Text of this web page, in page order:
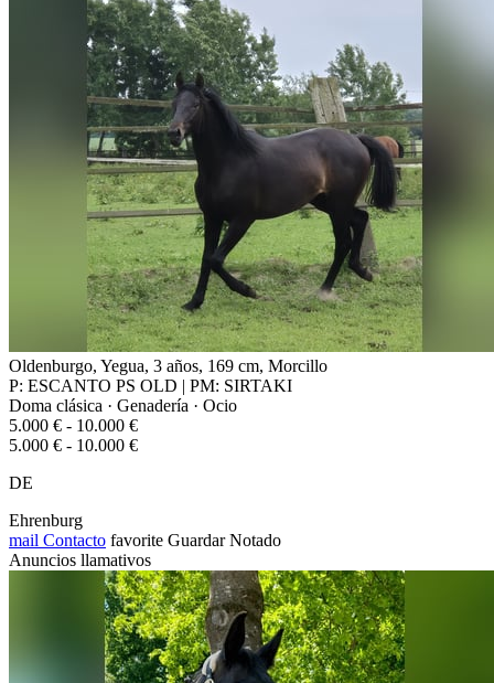
Oldenburgo, Yegua, 3 años, 169 cm, Morcillo
P: ESCANTO PS OLD | PM: SIRTAKI
Doma clásica · Genadería · Ocio
5.000 € - 10.000 €
5.000 € - 10.000 €
DE
Ehrenburg
mail Contacto favorite Guardar Notado
Anuncios llamativos